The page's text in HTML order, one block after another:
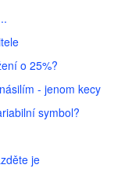
o 25%?
- jenom kecy
symbol?
je